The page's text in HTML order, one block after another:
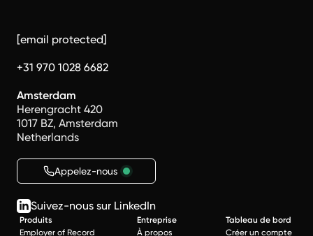
[email protected]
+31 970 1028 6682
Amsterdam
Herengracht 420
1017 BZ, Amsterdam
Netherlands
Appelez-nous
Suivez-nous sur LinkedIn
Produits
Employer of Record
Entreprise
À propos
Tableau de bord
Créer un compte